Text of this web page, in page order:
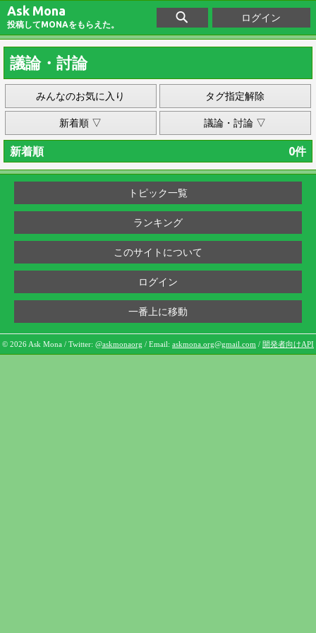
Ask Mona
投稿してMONAをもらえた。
ログイン
議論・討論
みんなのお気に入り タグ指定解除
新着順 ▽ 議論・討論 ▽
新着順 0件
トピック一覧
ランキング
このサイトについて
ログイン
一番上に移動
© 2026 Ask Mona / Twitter: @askmonaorg / Email: askmona.org@gmail.com / 開発者向けAPI